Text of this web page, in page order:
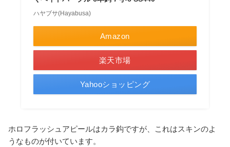
ハヤブサ(Hayabusa)
Amazon
楽天市場
Yahooショッピング
ホロフラッシュアピールはカラ鈎ですが、これはスキンのよ
うなものが付いています。